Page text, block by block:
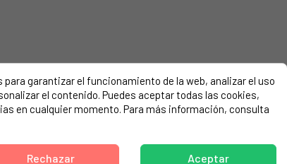
para garantizar el funcionamiento de la web, analizar el uso
el contenido. Puedes aceptar todas las cookies,
en cualquier momento. Para más información, consulta
Rechazar Aceptar